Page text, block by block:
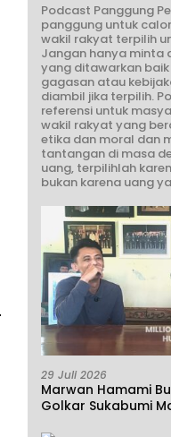
Podcast Panggung
panggung untuk
wakil rakyat terpilih
Jangan hanya minta
yang ditawarkan
gagasan atau
diambil jika terpilih.
referensi untuk
wakil rakyat yang
etika dan moral dan
tantangan di masa
uang, terpilihlah
bukan karena uang
29 Juli 2026
Marwan Hamami
Golkar Sukabumi